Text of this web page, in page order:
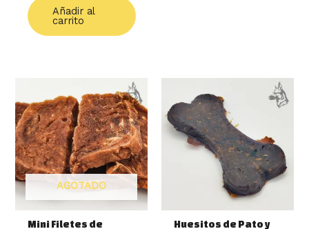
Añadir al
carrito
AGOTADO
Mini Filetes de
Huesitos de Pato y